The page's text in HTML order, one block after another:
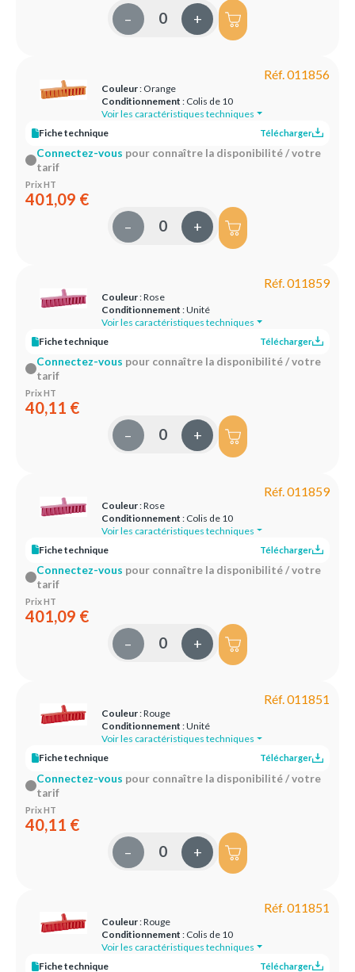
– +
Réf. 011856
Couleur: Orange
Conditionnement : Colis de 10
Voir les caractéristiques techniques
Fiche technique
Télécharger
Connectez-vous pour connaître la disponibilité / votre
tarif
Prix HT
401,09 €
– +
Réf. 011859
Couleur: Rose
Conditionnement : Unité
Voir les caractéristiques techniques
Fiche technique
Télécharger
Connectez-vous pour connaître la disponibilité / votre
tarif
Prix HT
40,11 €
– +
Réf. 011859
Couleur: Rose
Conditionnement : Colis de 10
Voir les caractéristiques techniques
Fiche technique
Télécharger
Connectez-vous pour connaître la disponibilité / votre
tarif
Prix HT
401,09 €
– +
Réf. 011851
Couleur: Rouge
Conditionnement : Unité
Voir les caractéristiques techniques
Fiche technique
Télécharger
Connectez-vous pour connaître la disponibilité / votre
tarif
Prix HT
40,11 €
– +
Réf. 011851
Couleur: Rouge
Conditionnement : Colis de 10
Voir les caractéristiques techniques
Fiche technique
Télécharger